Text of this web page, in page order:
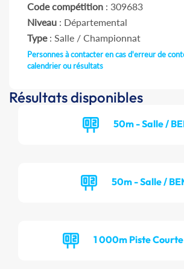
Code compétition : 309683
Niveau : Départemental
Type: Salle / Championnat
Personnes à contacter en cas d'erreur de
calendrier ou résultats
Résultats disponibles
50m - Salle /
50m - Salle /
1 000m Piste Courte